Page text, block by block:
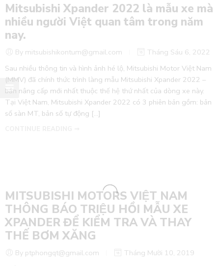
Mitsubishi Xpander 2022 là mẫu xe mà
nhiều người Việt quan tâm trong năm
nay.
By mitsubishikontum@gmail.com
Tháng Sáu 6, 2022
Sau nhiều thông tin và hình ảnh hé lộ, Mitsubishi Motor Việt Nam
(MMV) đã chính thức trình làng mẫu Mitsubishi Xpander 2022 –
bản nâng cấp mới nhất thuộc thế hệ thứ nhất của dòng xe này.
Tại Việt Nam, Mitsubishi Xpander 2022 có 3 phiên bản gồm: bản
số sàn MT, bản số tự động […]
MITSUBISHI MOTORS VIỆT NAM
THÔNG BÁO TRIỆU HỒI MẪU XE
XPANDER ĐỂ KIỂM TRA VÀ THAY
THẾ BƠM XĂNG
By ptphongqt@gmail.com
Tháng Mười 10, 2019